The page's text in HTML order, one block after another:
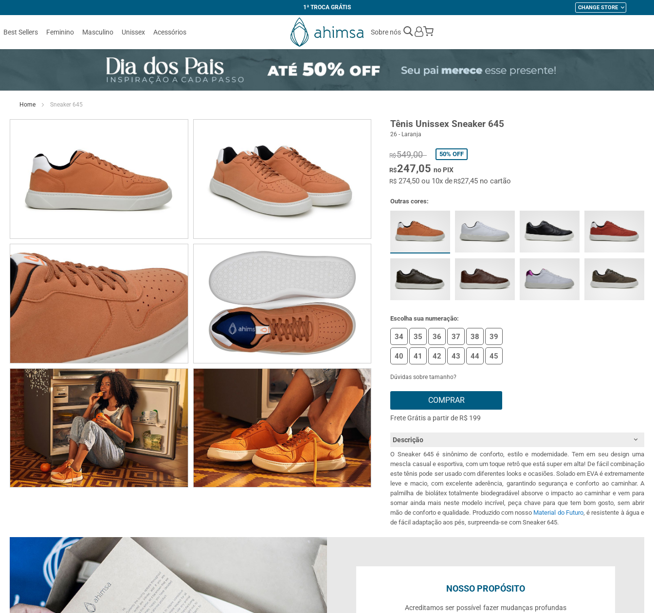
1ª TROCA GRÁTIS CHANGE STORE
Best Sellers Feminino Masculino Unissex Acessórios Sobre nós
My Cart
Home Sneaker 645
Tênis Unissex Sneaker 645
26 - Laranja
R$549,00 50% OFF
R$247,05no PIX
R$ 274,50 ou 10x deR$27,45 no cartão
Outras cores:
Escolha sua numeração:
34 35 36 37 38 39
40 41 42 43 44 45
Dúvidas sobre tamanho?
COMPRAR
Frete Grátis a partir de R$ 199
Descrição
O Sneaker 645 é sinônimo de conforto, estilo e modernidade. Tem em seu design uma
mescla casual e esportiva, com um toque retrô que está super em alta! De fácil combinação
este tênis pode ser usado com diferentes looks e ocasiões. Solado em EVA é extremamente
leve e macio, com excelente aderência, garantindo segurança e conforto ao caminhar. A
palmilha de biolátex totalmente biodegradável absorve o impacto ao caminhar e vem para
somar ainda mais neste modelo incrível, peça chave para que tem bom gosto, sem abrir
mão de conforto e qualidade. Produzido com nosso Material do Futuro, é resistente à água e
de fácil adaptação aos pés, surpreenda-se com Sneaker 645.
NOSSO PROPÓSITO
Acreditamos ser possível fazer mudanças profundas